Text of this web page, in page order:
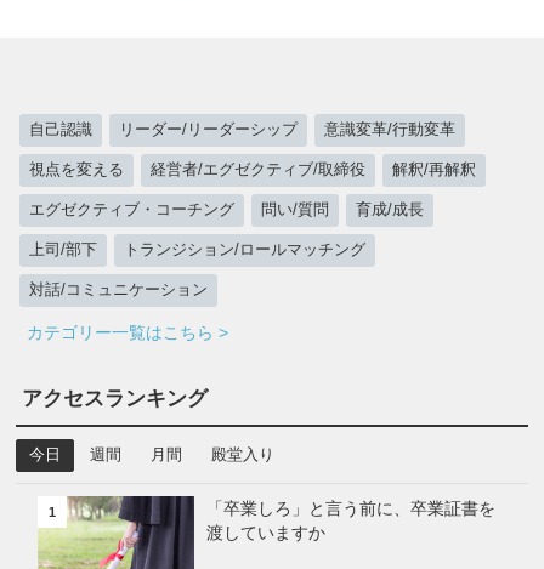
自己認識 リーダー/リーダーシップ 意識変革/行動変革
視点を変える 経営者/エグゼクティブ/取締役 解釈/再解釈
エグゼクティブ・コーチング 問い/質問 育成/成長
上司/部下 トランジション/ロールマッチング
対話/コミュニケーション
カテゴリー一覧はこちら >
アクセスランキング
今日 週間 月間 殿堂入り
1
「卒業しろ」と言う前に、卒業証書を
渡していますか